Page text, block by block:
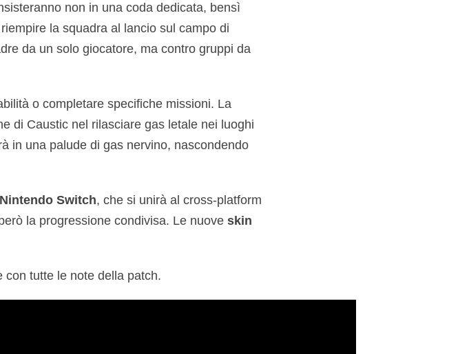
non in una coda dedicata, bensì
la squadra al lancio sul campo di
da un solo giocatore, ma contro gruppi da
o completare specifiche missioni. La
di Caustic nel rilasciare gas letale nei luoghi
in una palude di gas nervino, nascondendo
Nintendo Switch, che si unirà al cross-platform
la progressione condivisa. Le nuove skin
tutte le note della patch.